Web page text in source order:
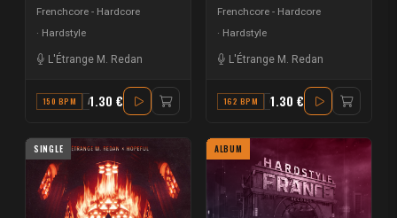
Frenchcore - Hardcore
Hardstyle
L'Étrange M. Redan
150 BPM A#1.30 €
Frenchcore - Hardcore
Hardstyle
L'Étrange M. Redan
162 BPM C1.30 €
SINGLE ALBUM